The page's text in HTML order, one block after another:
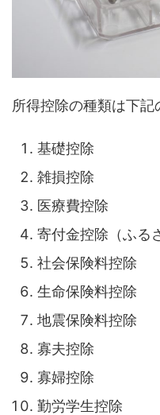
所得控除の種類は下記
基礎控除
雑損控除
医療費控除
寄付金控除（ふる
社会保険料控除
生命保険料控除
地震保険料控除
寡夫控除
寡婦控除
勤労学生控除